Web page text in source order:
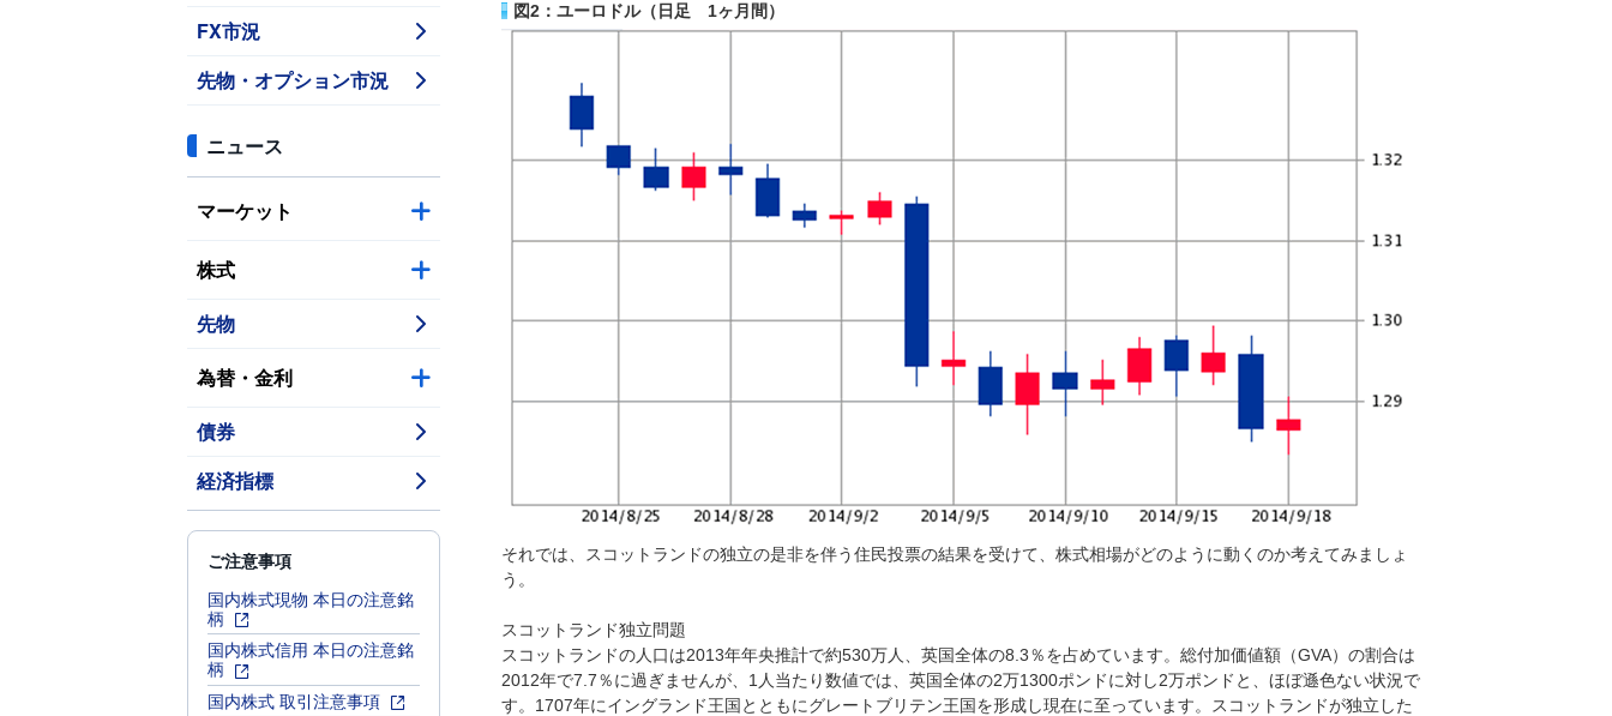
FX市況
先物・オプション市況
ニュース
マーケット
株式
先物
為替・金利
債券
経済指標
ご注意事項
国内株式現物 本日の注意銘
柄
国内株式信用 本日の注意銘
柄
国内株式 取引注意事項
図2：ユーロドル（日足 1ヶ月間）
それでは、スコットランドの独立の是非を伴う住民投票の結果を受けて、株式相場がどのように動くのか考えてみましょ
う。
スコットランド独立問題
スコットランドの人口は2013年年央推計で約530万人、英国全体の8.3％を占めています。総付加価値額（GVA）の割合は
2012年で7.7％に過ぎませんが、1人当たり数値では、英国全体の2万1300ポンドに対し2万ポンドと、ほぼ遜色ない状況で
す。1707年にイングランド王国とともにグレートブリテン王国を形成し現在に至っています。スコットランドが独立した